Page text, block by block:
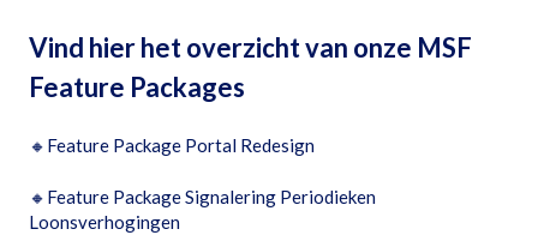
Vind hier het overzicht van onze MSF
Feature Packages
🔸 Feature Package Portal Redesign
🔸 Feature Package Signalering Periodieken
Loonsverhogingen